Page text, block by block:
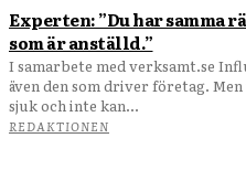
Experten: ”Du har samma
som är anställd.”
I samarbete med verksamt.se Influensa eller benbrott kan drabba
även den som driver företag.
sjuk och inte kan...
REDAKTIONEN